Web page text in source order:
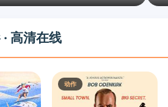
高清在线
动作